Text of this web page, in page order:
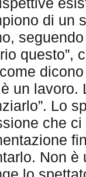
di un
questo”,
un lavoro.
Lo
che
Non è